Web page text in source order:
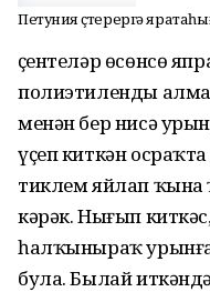
Петуния үҫтерергә
Үҫентеләр өсөнсө
полиэтиленды
менән бер нисә
үҫеп киткән
тиклем яйлап ҡына
кәрәк. Нығып
һалҡыныраҡ урынға
була. Былай